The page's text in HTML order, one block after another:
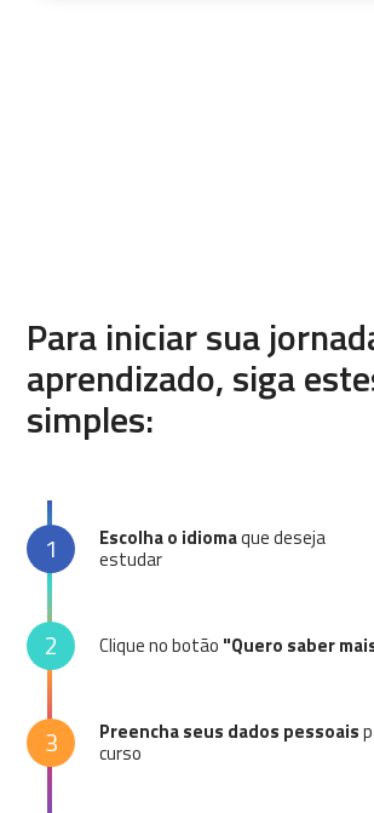
Para iniciar sua
aprendizado, siga
simples:
1 Escolha o idiomaque deseja
estudar
2 Clique no botão "Quero saber
3 Preencha seus dados pessoais
curso